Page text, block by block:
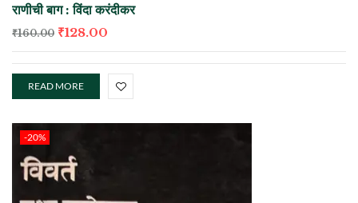
राणीची बाग : विंदा करंदीकर
₹160.00 ₹128.00
READ MORE
-20%